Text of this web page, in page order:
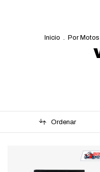
Inicio . Por Motos
Ordenar